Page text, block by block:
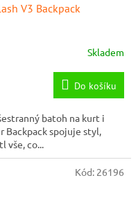
V3 Backpack
Skladem
Do košíku
batoh na kurt i
Backpack spojuje styl,
vše, co...
Kód: 26196